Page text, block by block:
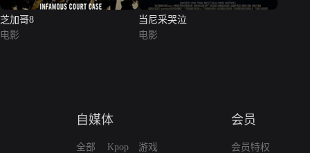
芝加哥8
电影
当尼采哭泣
电影
自媒体
全部
Kpop
游戏
会员
会员特权